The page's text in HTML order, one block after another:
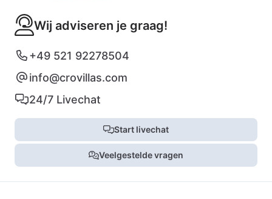
Wij adviseren je graag!
+49 521 92278504
info@crovillas.com
24/7 Livechat
Start livechat
Veelgestelde vragen